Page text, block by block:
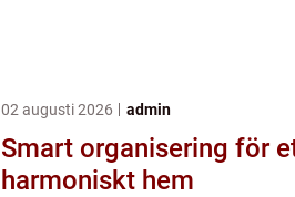
02 augusti 2026 admin
Smart organisering för
harmoniskt hem